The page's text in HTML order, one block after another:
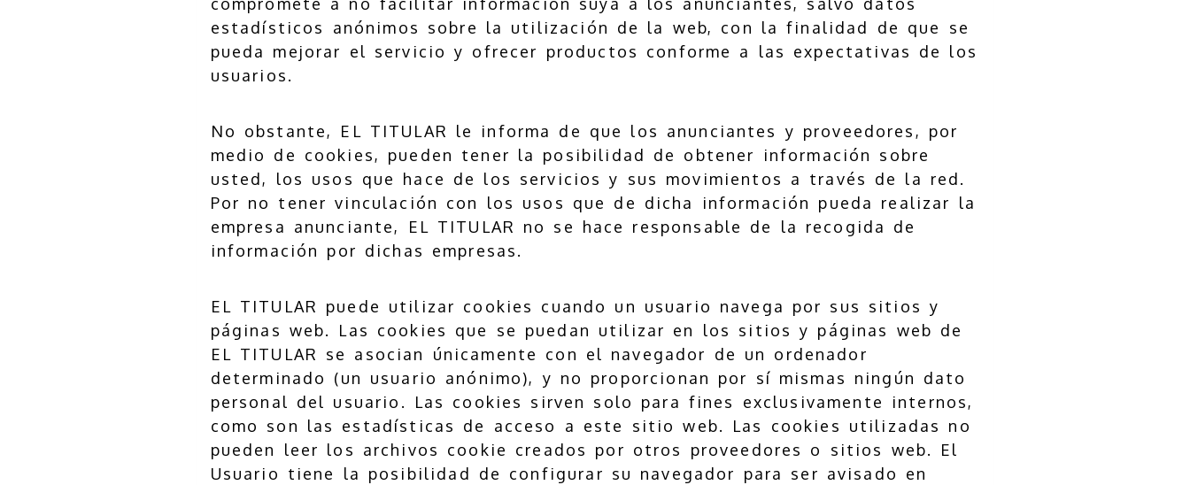
compromete a no facilitar información suya a los anunciantes, salvo datos
estadísticos anónimos sobre la utilización de la web, con la finalidad de que se
pueda mejorar el servicio y ofrecer productos conforme a las expectativas de los
usuarios.
No obstante, EL TITULAR le informa de que los anunciantes y proveedores, por
medio de cookies, pueden tener la posibilidad de obtener información sobre
usted, los usos que hace de los servicios y sus movimientos a través de la red.
Por no tener vinculación con los usos que de dicha información pueda realizar la
empresa anunciante, EL TITULAR no se hace responsable de la recogida de
información por dichas empresas.
EL TITULAR puede utilizar cookies cuando un usuario navega por sus sitios y
páginas web. Las cookies que se puedan utilizar en los sitios y páginas web de
EL TITULAR se asocian únicamente con el navegador de un ordenador
determinado (un usuario anónimo), y no proporcionan por sí mismas ningún dato
personal del usuario. Las cookies sirven solo para fines exclusivamente internos,
como son las estadísticas de acceso a este sitio web. Las cookies utilizadas no
pueden leer los archivos cookie creados por otros proveedores o sitios web. El
Usuario tiene la posibilidad de configurar su navegador para ser avisado en